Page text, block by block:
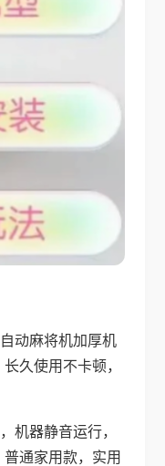
动麻将机加厚机
久使用不卡顿，
机器静音运行，
通家用款，实用